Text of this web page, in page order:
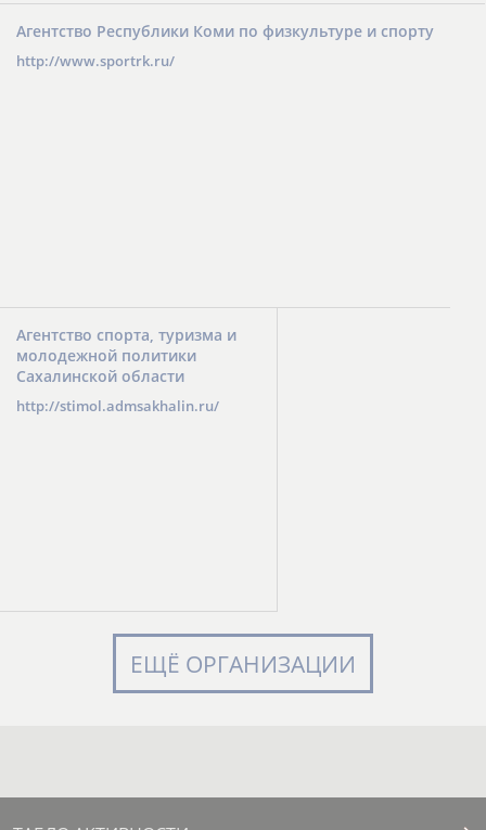
Агентство Республики Коми по физкультуре и спорту
http://www.sportrk.ru/
Агентство спорта, туризма и
молодежной политики
Сахалинской области
http://stimol.admsakhalin.ru/
ЕЩЁ ОРГАНИЗАЦИИ